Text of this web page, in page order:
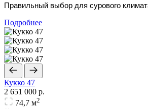
Правильный выбор для сурового
Подробнее
Кукко 47
2 651 000 р.
74,7 м2